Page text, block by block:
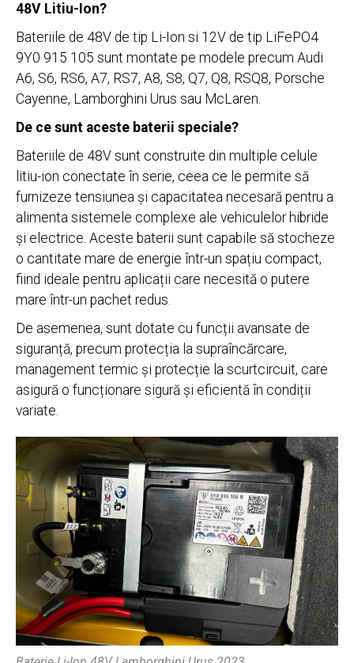
48V Litiu-Ion?
Bateriile de 48V de tip Li-Ion si 12V de tip LiFePO4
9Y0 915 105 sunt montate pe modele precum Audi
A6, S6, RS6, A7, RS7, A8, S8, Q7, Q8, RSQ8, Porsche
Cayenne, Lamborghini Urus sau McLaren.
De ce sunt aceste baterii speciale?
Bateriile de 48V sunt construite din multiple celule
litiu-ion conectate în serie, ceea ce le permite să
furnizeze tensiunea și capacitatea necesară pentru a
alimenta sistemele complexe ale vehiculelor hibride
și electrice. Aceste baterii sunt capabile să stocheze
o cantitate mare de energie într-un spațiu compact,
fiind ideale pentru aplicații care necesită o putere
mare într-un pachet redus.
De asemenea, sunt dotate cu funcții avansate de
siguranță, precum protecția la supraîncărcare,
management termic și protecție la scurtcircuit, care
asigură o funcționare sigură și eficientă în condiții
variate.